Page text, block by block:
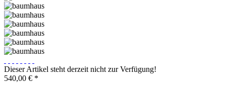
Dieser Artikel steht derzeit nicht zur Verfügung!
540,00 € *